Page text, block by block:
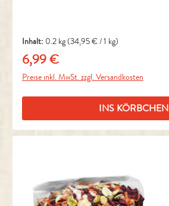
Inhalt: 0.2 kg(34,95 € / 1 kg)
Regulärer Preis:
6,99 €
Preise inkl. MwSt. zzgl. Versandkosten
INS KÖRBCHEN